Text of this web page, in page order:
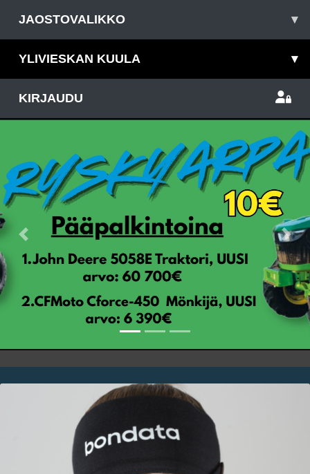
JAOSTOVALIKKO ▾
YLIVIESKAN KUULA ▾
KIRJAUDU
Klikkaa kuvaa
Previous